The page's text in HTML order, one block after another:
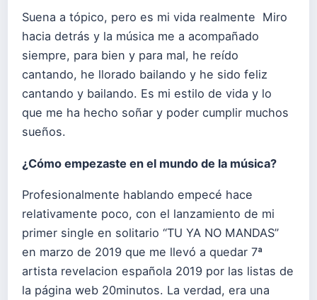
Suena a tópico, pero es mi vida realmente Miro
hacia detrás y la música me a acompañado
siempre, para bien y para mal, he reído
cantando, he llorado bailando y he sido feliz
cantando y bailando. Es mi estilo de vida y lo
que me ha hecho soñar y poder cumplir muchos
sueños.
¿Cómo empezaste en el mundo de la música?
Profesionalmente hablando empecé hace
relativamente poco, con el lanzamiento de mi
primer single en solitario “TU YA NO MANDAS”
en marzo de 2019 que me llevó a quedar 7ª
artista revelacion española 2019 por las listas de
la página web 20minutos. La verdad, era una